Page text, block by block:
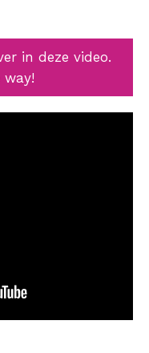
in deze video.